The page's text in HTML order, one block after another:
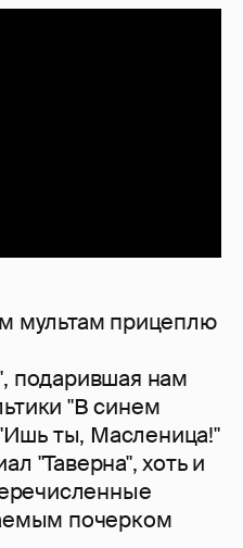
мультам прицеплю
подарившая нам
"В синем
ты, Масленица!"
"Таверна", хоть и
почерком